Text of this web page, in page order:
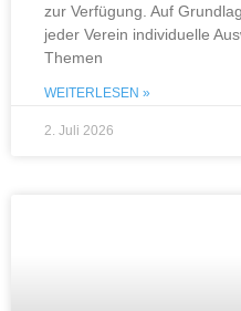
zur Verfügung. Auf
jeder Verein individuelle
Themen
WEITERLESEN »
2. Juli 2026